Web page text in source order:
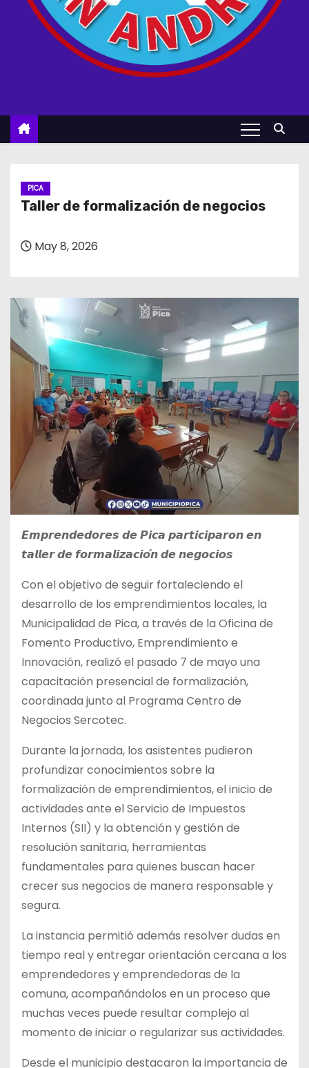
PICA
Taller de formalización de negocios
May 8, 2026
𝙀𝙢𝙥𝙧𝙚𝙣𝙙𝙚𝙙𝙤𝙧𝙚𝙨 𝙙𝙚 𝙋𝙞𝙘𝙖 𝙥𝙖𝙧𝙩𝙞𝙘𝙞𝙥𝙖𝙧𝙤𝙣 𝙚𝙣
𝙩𝙖𝙡𝙡𝙚𝙧 𝙙𝙚 𝙛𝙤𝙧𝙢𝙖𝙡𝙞𝙯𝙖𝙘𝙞𝙤́𝙣 𝙙𝙚 𝙣𝙚𝙜𝙤𝙘𝙞𝙤𝙨
Con el objetivo de seguir fortaleciendo el
desarrollo de los emprendimientos locales, la
Municipalidad de Pica, a través de la Oficina de
Fomento Productivo, Emprendimiento e
Innovación, realizó el pasado 7 de mayo una
capacitación presencial de formalización,
coordinada junto al Programa Centro de
Negocios Sercotec.
Durante la jornada, los asistentes pudieron
profundizar conocimientos sobre la
formalización de emprendimientos, el inicio de
actividades ante el Servicio de Impuestos
Internos (SII) y la obtención y gestión de
resolución sanitaria, herramientas
fundamentales para quienes buscan hacer
crecer sus negocios de manera responsable y
segura.
La instancia permitió además resolver dudas en
tiempo real y entregar orientación cercana a los
emprendedores y emprendedoras de la
comuna, acompañándolos en un proceso que
muchas veces puede resultar complejo al
momento de iniciar o regularizar sus actividades.
Desde el municipio destacaron la importancia de